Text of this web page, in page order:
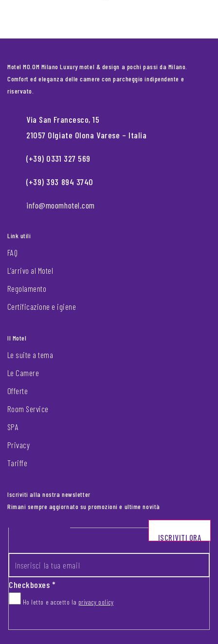
Motel MO.OM Milano Luxury motel & design a pochi passi da Milano.
Comfort ed eleganza delle camere con parcheggio indipendente e
riservato.
Via San Francesco, 15
21057 Olgiate Olona Varese – Italia
(+39) 0331 327 569
(+39) 393 894 3740
info@moomhotel.com
Link utili
FAQ
L’arrivo al Motel
Regolamento
Certificazione e igiene
Il Motel
Le suite a tema
Le Camere
Offerte
Room Service
SPA
Privacy
Tariffe
Iscriviti alla nostra newsletter
Rimani sempre aggiornato su promozioni e ultime novità
Footer newsletter
Checkboxes*
Ho letto e accetto la privacy policy
ISCRIVITI ORA